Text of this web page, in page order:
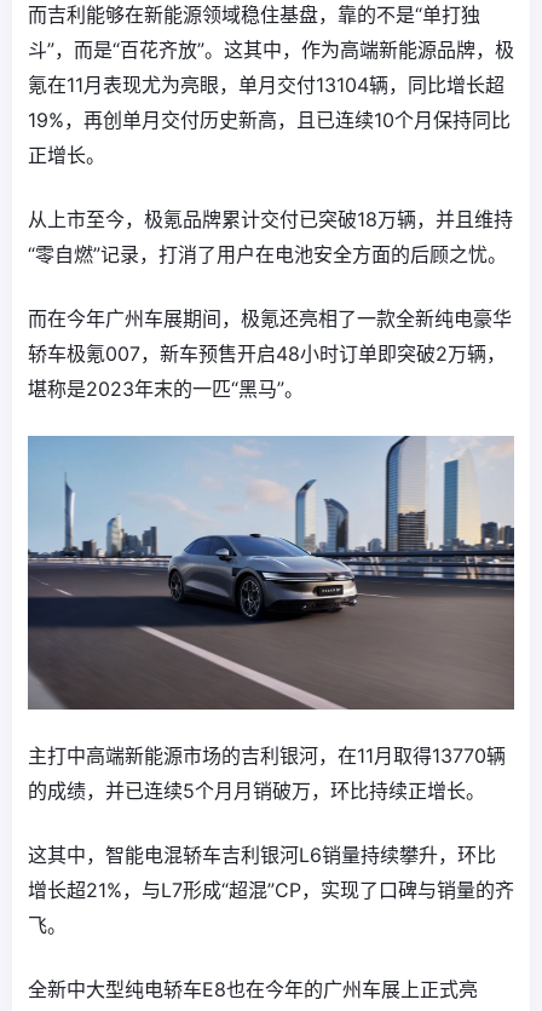
而吉利能够在新能源领域稳住基盘，靠的不是“单打独
斗”，而是“百花齐放”。这其中，作为高端新能源品牌，极
氪在11月表现尤为亮眼，单月交付13104辆，同比增长超
19%，再创单月交付历史新高，且已连续10个月保持同比
正增长。
从上市至今，极氪品牌累计交付已突破18万辆，并且维持
“零自燃”记录，打消了用户在电池安全方面的后顾之忧。
而在今年广州车展期间，极氪还亮相了一款全新纯电豪华
轿车极氪007，新车预售开启48小时订单即突破2万辆，
堪称是2023年末的一匹“黑马”。
主打中高端新能源市场的吉利银河，在11月取得13770辆
的成绩，并已连续5个月月销破万，环比持续正增长。
这其中，智能电混轿车吉利银河L6销量持续攀升，环比
增长超21%，与L7形成“超混”CP，实现了口碑与销量的齐
飞。
全新中大型纯电轿车E8也在今年的广州车展上正式亮